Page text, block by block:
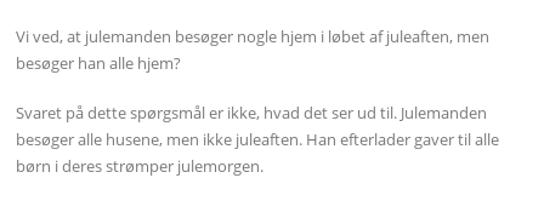
Vi ved, at julemanden besøger nogle hjem i løbet af juleaften, men
besøger han alle hjem?
Svaret på dette spørgsmål er ikke, hvad det ser ud til. Julemanden
besøger alle husene, men ikke juleaften. Han efterlader gaver til alle
børn i deres strømper julemorgen.